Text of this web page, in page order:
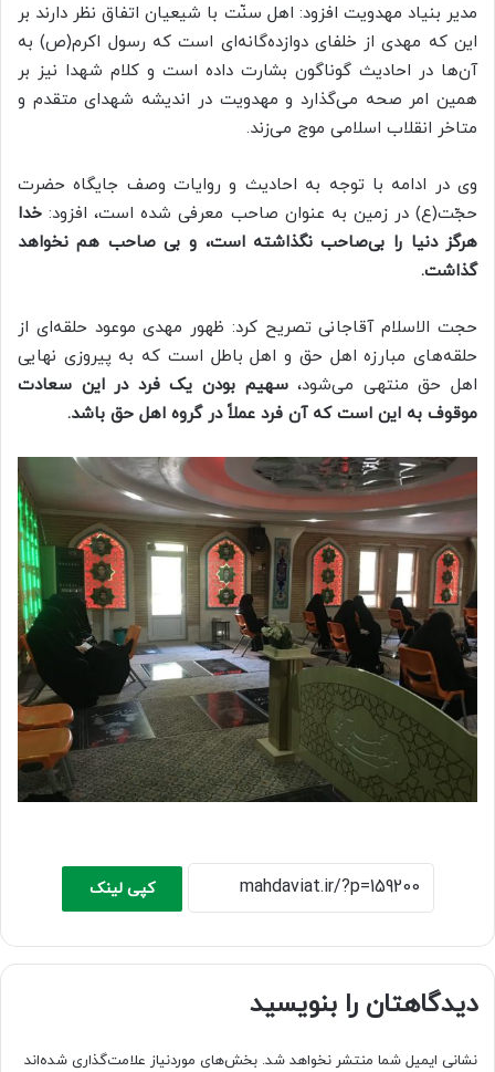
مدیر بنیاد مهدویت افزود: اهل سنّت با شیعیان اتفاق نظر دارند بر
این ‌که مهدی از خلفای دوازده‌گانه‌ای است که رسول اکرم(ص) به
آن‌ها در احادیث گوناگون بشارت داده است و کلام شهدا نیز بر
همین امر صحه می‌گذارد و مهدویت در اندیشه شهدای متقدم و
متاخر انقلاب اسلامی موج می‌زند.
وی در ادامه با توجه به احادیث و روایات وصف جایگاه حضرت
حجّت(ع) در زمین به عنوان صاحب معرفی شده است، افزود: خدا
هرگز دنیا را بی‌صاحب نگذاشته است،‌ و بی صاحب هم نخواهد
گذاشت.
حجت الاسلام آقاجانی تصریح کرد: ظهور مهدی موعود حلقه‌ای از
حلقه‌های مبارزه اهل حق و اهل باطل است که به پیروزی‌ نهایی
اهل حق منتهی می‌شود،سهیم بودن یک فرد در این سعادت
موقوف به این است که آن فرد عملاً‌ در گروه اهل حق باشد.
کپی لینک
دیدگاهتان را بنویسید
نشانی ایمیل شما منتشر نخواهد شد. بخش‌های موردنیاز علامت‌گذاری شده‌اند